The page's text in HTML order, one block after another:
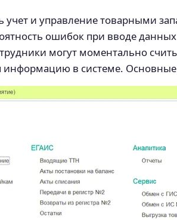
и управление товарными
ошибок при вводе
могут моментально
информацию в системе.